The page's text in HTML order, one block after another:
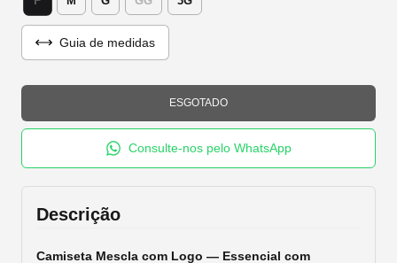
Guia de medidas
Consulte-nos pelo WhatsApp
Descrição
Camiseta Mescla com Logo — Essencial com